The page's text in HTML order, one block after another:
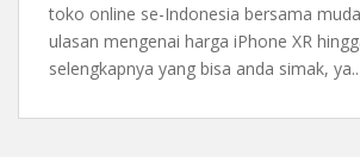
toko online se-Indonesia bersama
ulasan mengenai harga iPhone XR
selengkapnya yang bisa anda simak,